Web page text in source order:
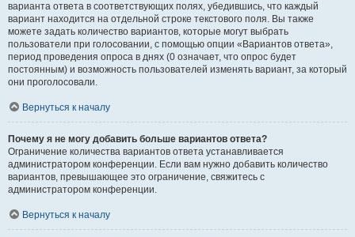
варианта ответа в соответствующих полях, убедившись, что каждый
вариант находится на отдельной строке текстового поля. Вы также
можете задать количество вариантов, которые могут выбрать
пользователи при голосовании, с помощью опции «Вариантов ответа»,
период проведения опроса в днях (0 означает, что опрос будет
постоянным) и возможность пользователей изменять вариант, за который
они проголосовали.
Вернуться к началу
Почему я не могу добавить больше вариантов ответа?
Ограничение количества вариантов ответа устанавливается
администратором конференции. Если вам нужно добавить количество
вариантов, превышающее это ограничение, свяжитесь с
администратором конференции.
Вернуться к началу